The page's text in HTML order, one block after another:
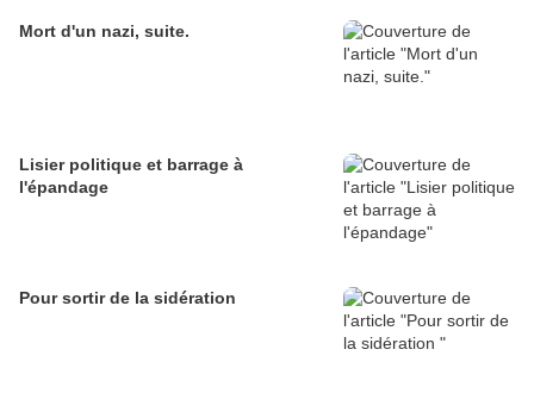
Mort d'un nazi, suite.
Lisier politique et barrage à
l'épandage
Pour sortir de la sidération